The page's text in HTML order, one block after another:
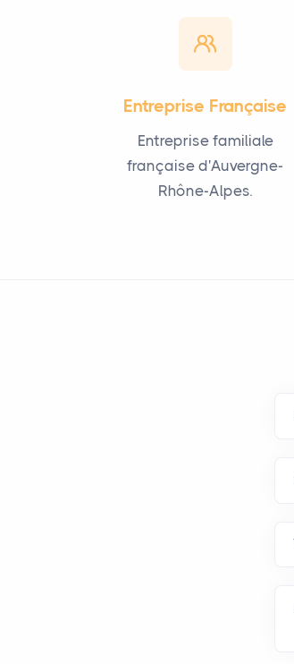
Entreprise Française
Entreprise familiale
française d'Auvergne-
Rhône-Alpes.